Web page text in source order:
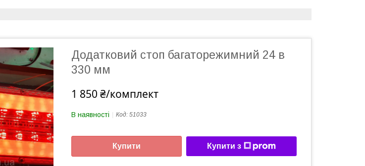
Додатковий стоп багаторежимний 24 в
330 мм
1 850 ₴/комплект
В наявності Код: 51033
Купити Купити з